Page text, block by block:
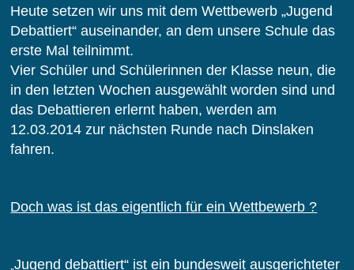
Heute setzen wir uns mit dem Wettbewerb „Jugend
Debattiert“ auseinander, an dem unsere Schule das
erste Mal teilnimmt.
Vier Schüler und Schülerinnen der Klasse neun, die
in den letzten Wochen ausgewählt worden sind und
das Debattieren erlernt haben, werden am
12.03.2014 zur nächsten Runde nach Dinslaken
fahren.
Doch was ist das eigentlich für ein Wettbewerb ?
„Jugend debattiert“ ist ein bundesweit ausgerichteter